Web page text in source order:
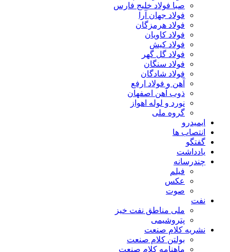
صبا فولاد خلیج فارس
فولاد جهان آرا
فولاد هرمزگان
فولاد کاویان
فولاد کیش
فولاد گل گهر
فولاد سنگان
فولاد شادگان
آهن و فولاد ارفع
ذوب آهن اصفهان
نورد و لوله اهواز
گروه ملی
ایمیدرو
انتصاب ها
گفتگو
یادداشت
چندرسانه
فیلم
عکس
صوت
نفت
ملی مناطق نفت خیز
پتروشیمی
نشریه کلام صنعت
بولتن کلام صنعت
ماهنامه کلام صنعت